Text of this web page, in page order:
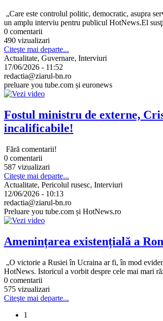
„Care este controlul politic, democratic, asupra
un amplu interviu pentru publicul HotNews.El
0 comentarii
490 vizualizari
Citeşte mai departe...
Actualitate, Guvernare, Interviuri
17/06/2026 - 11:52
redactia@ziarul-bn.ro
preluare you tube.com și euronews
Fostul ministru de externe,
incalificabile!
Fără comentarii!
0 comentarii
587 vizualizari
Citeşte mai departe...
Actualitate, Pericolul rusesc, Interviuri
12/06/2026 - 10:13
redactia@ziarul-bn.ro
Preluare you tube.com și HotNews.ro
Amenințarea existențială a
„O victorie a Rusiei în Ucraina ar fi, în mod
HotNews. Istoricul a vorbit despre cele mai mari
0 comentarii
575 vizualizari
Citeşte mai departe...
1